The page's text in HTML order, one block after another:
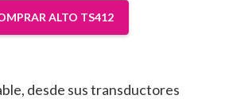
ALTO TS412
desde sus transductores